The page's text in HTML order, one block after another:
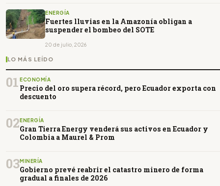
ENERGÍA
Fuertes lluvias en la Amazonía obligan a
suspender el bombeo del SOTE
20 de julio, 2026
LO MÁS LEÍDO
01 ECONOMÍA
Precio del oro supera récord, pero Ecuador exporta con
descuento
02 ENERGÍA
Gran Tierra Energy venderá sus activos en Ecuador y
Colombia a Maurel & Prom
03MINERÍA
Gobierno prevé reabrir el catastro minero de forma
gradual a finales de 2026